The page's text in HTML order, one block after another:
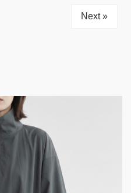
Next »